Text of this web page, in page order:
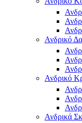
Ανδρικό
Ανδρικό
Ανδρικά